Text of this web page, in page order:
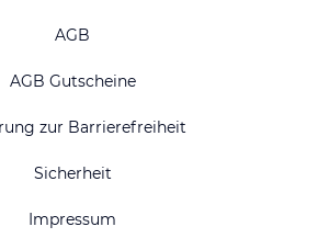
AGB
AGB Gutscheine
zur Barrierefreiheit
Sicherheit
Impressum